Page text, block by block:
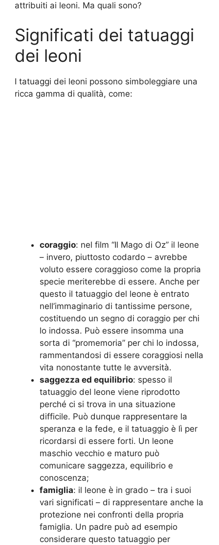
attribuiti ai leoni. Ma quali sono?
Significati dei tatuaggi
dei leoni
I tatuaggi dei leoni possono simboleggiare una
ricca gamma di qualità, come:
coraggio: nel film “Il Mago di Oz” il leone
– invero, piuttosto codardo – avrebbe
voluto essere coraggioso come la propria
specie meriterebbe di essere. Anche per
questo il tatuaggio del leone è entrato
nell’immaginario di tantissime persone,
costituendo un segno di coraggio per chi
lo indossa. Può essere insomma una
sorta di “promemoria” per chi lo indossa,
rammentandosi di essere coraggiosi nella
vita nonostante tutte le avversità.
saggezza ed equilibrio: spesso il
tatuaggio del leone viene riprodotto
perché ci si trova in una situazione
difficile. Può dunque rappresentare la
speranza e la fede, e il tatuaggio è lì per
ricordarsi di essere forti. Un leone
maschio vecchio e maturo può
comunicare saggezza, equilibrio e
conoscenza;
famiglia: il leone è in grado – tra i suoi
vari significati – di rappresentare anche la
protezione nei confronti della propria
famiglia. Un padre può ad esempio
considerare questo tatuaggio per